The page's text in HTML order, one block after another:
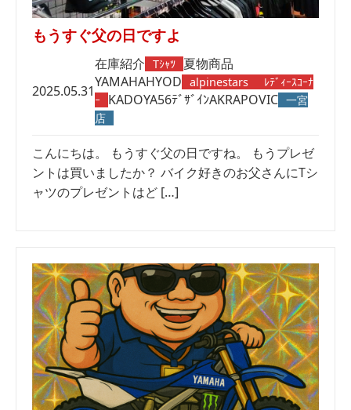
もうすぐ父の日ですよ
2025.05.31
在庫紹介 Tｼｬﾂ 夏物商品
YAMAHAHYOD alpinestars
ﾚﾃﾞｨｰｽｺｰﾅ
ｰ
KADOYA56ﾃﾞｻﾞｲﾝAKRAPOVIC 一宮
店
こんにちは。 もうすぐ父の日ですね。 もうプレゼ
ントは買いましたか？ バイク好きのお父さんにTシ
ャツのプレゼントはど […]